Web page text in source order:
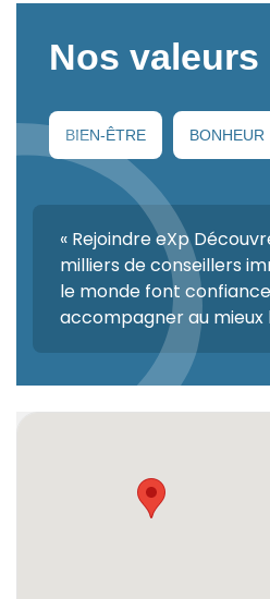
Nos valeurs
BIEN-ÊTRE BONHEUR
« Rejoindre eXp
milliers de conseillers
le monde font
accompagner au mieux